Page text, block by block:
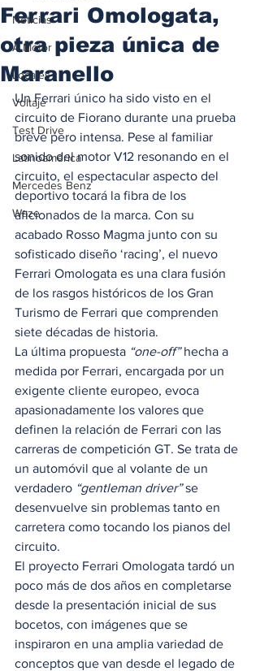
Noticias
A Motor
Locales
Voltaje
Test Drive
Latinoamérica
Mercedes Benz
Waze
Ferrari Omologata,
otra pieza única de
Maranello
Un Ferrari único ha sido visto en el
circuito de Fiorano durante una prueba
breve pero intensa. Pese al familiar
sonido del motor V12 resonando en el
circuito, el espectacular aspecto del
deportivo tocará la fibra de los
aficionados de la marca. Con su
acabado Rosso Magma junto con su
sofisticado diseño ‘racing’, el nuevo
Ferrari Omologata es una clara fusión
de los rasgos históricos de los Gran
Turismo de Ferrari que comprenden
siete décadas de historia.
La última propuesta “one-off” hecha a
medida por Ferrari, encargada por un
exigente cliente europeo, evoca
apasionadamente los valores que
definen la relación de Ferrari con las
carreras de competición GT. Se trata de
un automóvil que al volante de un
verdadero “gentleman driver” se
desenvuelve sin problemas tanto en
carretera como tocando los pianos del
circuito.
El proyecto Ferrari Omologata tardó un
poco más de dos años en completarse
desde la presentación inicial de sus
bocetos, con imágenes que se
inspiraron en una amplia variedad de
conceptos que van desde el legado de